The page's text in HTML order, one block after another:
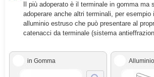
Il più adoperato è il terminale in gomma ma
adoperare anche altri terminali, per esempio
alluminio estruso che può presentare al
catenacci da terminale (sistema
in Gomma